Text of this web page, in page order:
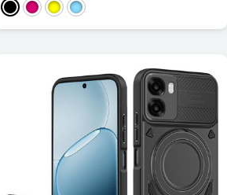
SchwarzMagenta
GelbHellblau